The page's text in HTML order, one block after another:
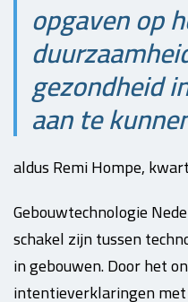
opgaven op
gezondheid
aan te
aldus Remi Hompe,
Gebouwtechnologie
schakel zijn tussen
in gebouwen. Door het
intentieverklaringen